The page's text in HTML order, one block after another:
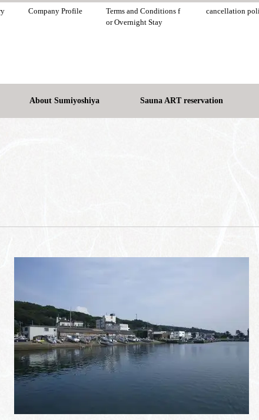
Company Profile
Terms and Conditions f
or Overnight Stay
cancellation
About Sumiyoshiya Sauna ART reservation